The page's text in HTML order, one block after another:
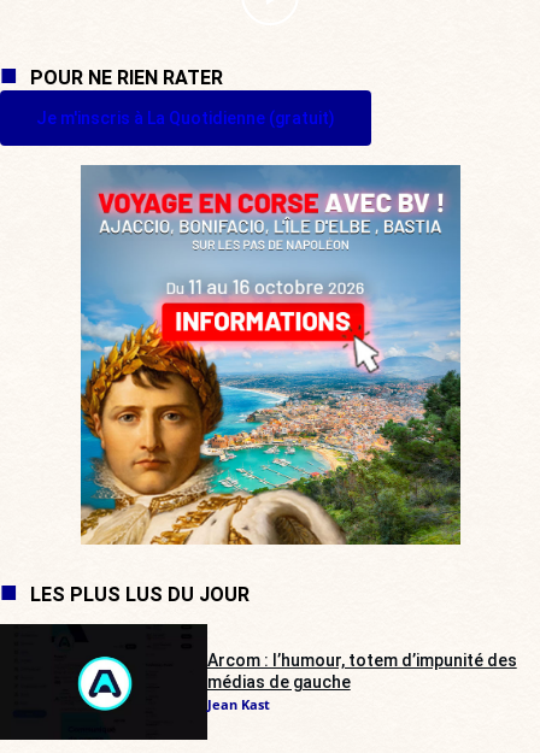
POUR NE RIEN RATER
Je m'inscris à La Quotidienne (gratuit)
LES PLUS LUS DU JOUR
Arcom : l’humour, totem d’impunité des
médias de gauche
Jean Kast